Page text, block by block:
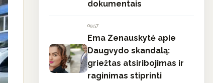
dokumentais
09:57
Ema Zenauskytė apie
Daugvydo skandalą:
griežtas atsiribojimas ir
raginimas stiprinti